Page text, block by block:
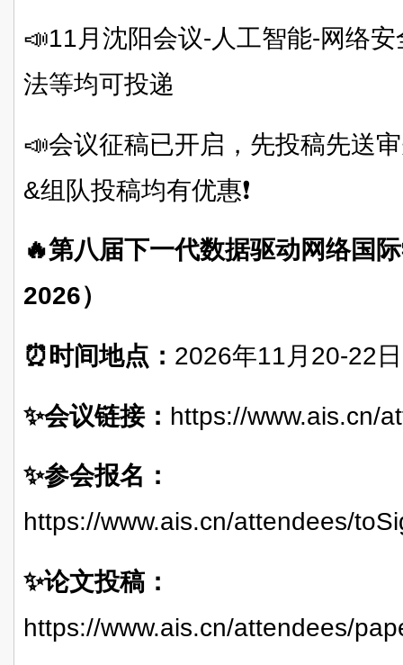
📣11月沈阳会议-人工智能-网络
法等均可投递
📣会议征稿已开启，先投稿先送
&组队投稿均有优惠❗
🔥第八届下一代数据驱动网络国
2026）
⏰时间地点： 2026年11月20-22
✨会议链接： https://www.ais.cn/
✨参会报名：
https://www.ais.cn/attendees/
✨论文投稿：
https://www.ais.cn/attendees/